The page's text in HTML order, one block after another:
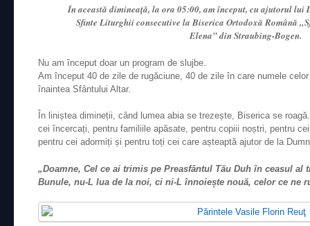
În această dimineață, la ora 05:00, am început, cu ajutorul lui
Sfinte Liturghii consecutive la Biserica Ortodoxă Română
Elena” din Straubing-Bogen.
Nu am început doar un program de slujbe.
Am început 40 de zile de rugăciune, 40 de zile în care numele
înaintea Sfântului Altar.
În liniștea dimineții, când lumea abia se trezește, Biserica se
cei încercați, pentru familiile apăsate, pentru copiii noștri, pentru
pentru cei adormiți și pentru toți cei care așteaptă ajutor de la
„Doamne, Cel ce ai trimis pe Preasfântul Tău Duh în ceasul al
Bunule, nu-L lua de la noi, ci ni-L înnoiește nouă, celor ce ne